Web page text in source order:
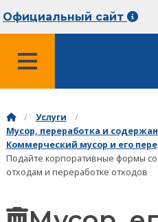
Официальный сайт
Услуги
Мусор, переработка и
Коммерческий мусор и его
Подайте корпоративные формы
отходам и переработке отходов